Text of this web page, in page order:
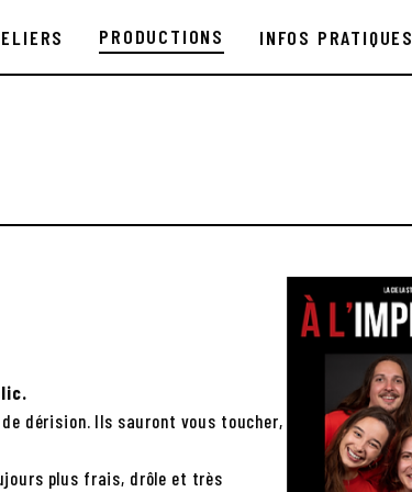
PRODUCTIONS INFOS PRATIQUES
dérision. Ils sauront vous toucher,
plus frais, drôle et très